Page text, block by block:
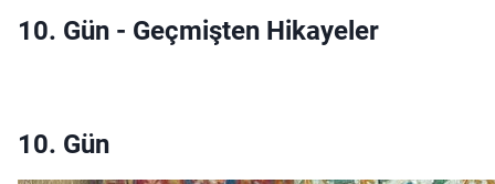
10. Gün - Geçmişten Hikayeler
10. Gün